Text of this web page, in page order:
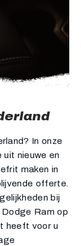
In onze
uit nieuwe en
maken in
offerte.
bij
Dodge Ram op
heeft voor u